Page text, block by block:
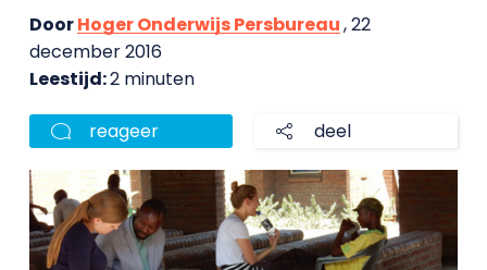
DoorHoger Onderwijs Persbureau, 22
december 2016
Leestijd:2 minuten
reageer deel